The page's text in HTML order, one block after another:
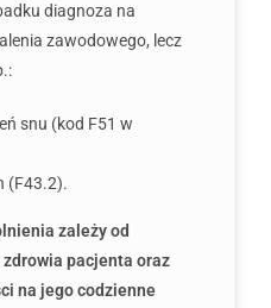
diagnoza na
zawodowego, lecz
snu (kod F51 w
(F43.2).
zależy od
pacjenta oraz
na jego codzienne